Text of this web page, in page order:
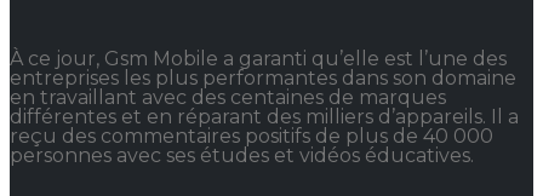
À ce jour, Gsm Mobile a garanti qu’elle est l’une des
entreprises les plus performantes dans son domaine
en travaillant avec des centaines de marques
différentes et en réparant des milliers d’appareils. Il a
reçu des commentaires positifs de plus de 40 000
personnes avec ses études et vidéos éducatives.